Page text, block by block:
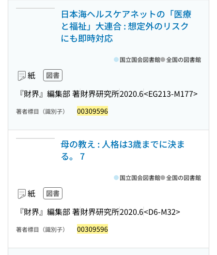
日本海ヘルスケアネットの「医療
と福祉」大連合 : 想定外のリスク
にも即時対応
紙 図書
『財界』編集部 著財界研究所2020.6<EG213-M177>
国立国会図書館 全国の図書館
著者標目（識別子） 00309596
母の教え : 人格は3歳までに決ま
る。 7
紙 図書
『財界』編集部 著財界研究所2020.6<D6-M32>
国立国会図書館 全国の図書館
著者標目（識別子） 00309596